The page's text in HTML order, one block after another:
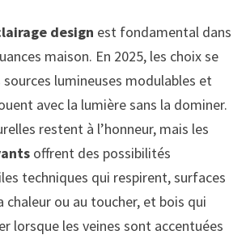
design est fondamental dans
maison. En 2025, les choix se
lumineuses modulables et
avec la lumière sans la dominer.
restent à l’honneur, mais les
offrent des possibilités
techniques qui respirent, surfaces
chaleur ou au toucher, et bois qui
lorsque les veines sont accentuées